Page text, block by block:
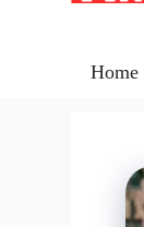
Home